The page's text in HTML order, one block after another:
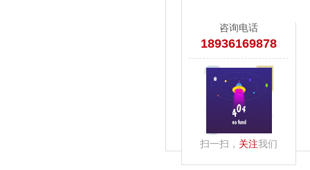
咨询电话
18936169878
扫一扫， 关注我们